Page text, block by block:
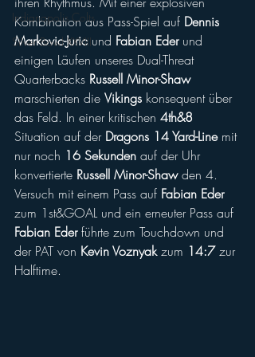
Indianapolis Colts
Silver Bowl XXVIII
Kombination aus Pass-Spiel auf Dennis
Markovic-Juric und Fabian Eder und
einigen Läufen unseres Dual-Threat
Quarterbacks Russell Minor-Shaw
marschierten die Vikings konsequent über
das Feld. In einer kritischen 4th&8
Situation auf der Dragons 14 Yard-Line mit
nur noch 16 Sekunden auf der Uhr
konvertierte Russell Minor-Shaw den 4.
Versuch mit einem Pass auf Fabian Eder
zum 1st&GOAL und ein erneuter Pass auf
Fabian Eder führte zum Touchdown und
der PAT von Kevin Voznyak zum 14:7 zur
Halftime.